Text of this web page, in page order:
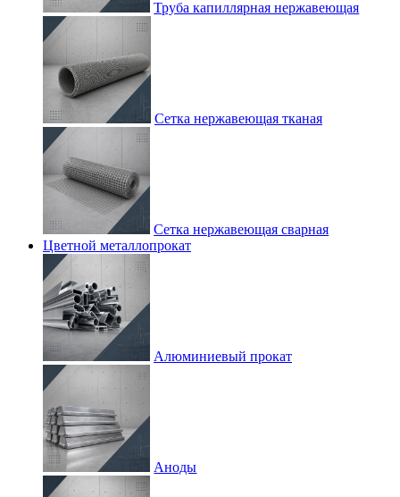
Труба капиллярная нержавеющая
Сетка нержавеющая тканая
Сетка нержавеющая сварная
Цветной металлопрокат
Алюминиевый прокат
Аноды